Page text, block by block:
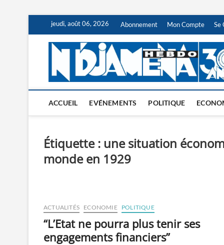
content
jeudi, août 06, 2026 Abonnement Mon Compte Se
ACCUEIL EVÉNEMENTS POLITIQUE
Étiquette : une situation
monde en 1929
ACTUALITÉS ECONOMIE POLITIQUE
“L’Etat ne pourra plus tenir ses
engagements financiers”